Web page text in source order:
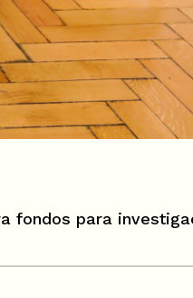
fondos para